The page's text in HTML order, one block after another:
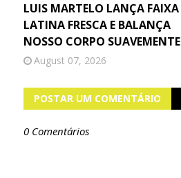
LUIS MARTELO LANÇA FAIXA
LATINA FRESCA E BALANÇA
NOSSO CORPO SUAVEMENTE
August 07, 2026
POSTAR UM COMENTÁRIO
0 Comentários